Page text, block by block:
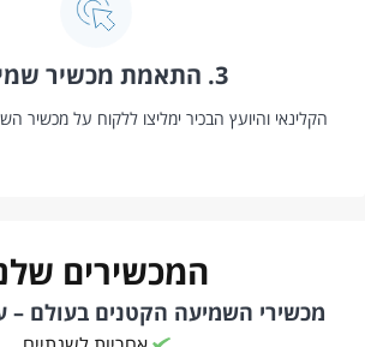
הקלינאי והיועץ הבכיר ימליצו ללקוח על מכשיר
המכשירים שלנו
מכשירי השמיעה הקטנים בעולם –